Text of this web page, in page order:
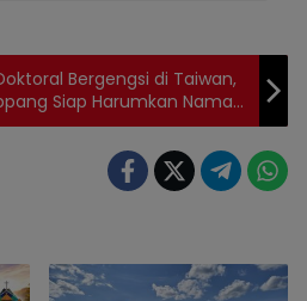
Bergengsi di Taiwan,
Siap Harumkan Nama
Internasional